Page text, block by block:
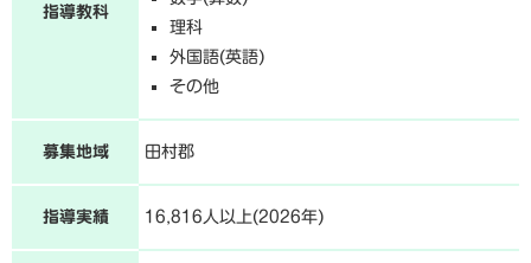
指導教科
理科
外国語(英語)
その他
募集地域 田村郡
指導実績 16,816人以上(2026年)